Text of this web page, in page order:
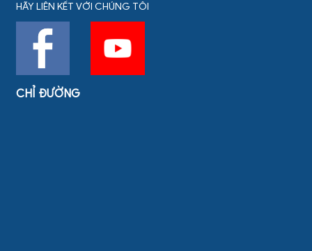
HÃY LIÊN KẾT VỚI CHÚNG TÔI
CHỈ ĐƯỜNG